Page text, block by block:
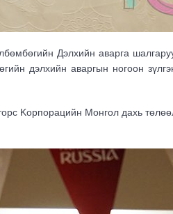
Дэлхийн аварга
дэлхийн аваргын ногоон
Kорпорацийн Монгол дахь